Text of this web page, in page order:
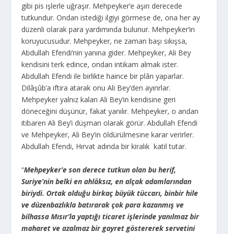
gibi pis işlerle uğraşır. Mehpeyker’e aşırı derecede
tutkundur. Ondan istediği ilgiyi görmese de, ona her ay
düzenli olarak para yardımında bulunur. Mehpeyker’in
koruyucusudur. Mehpeyker, ne zaman başı sıkışsa,
Abdullah Efendi’nin yanına gider. Mehpeyker, Ali Bey
kendisini terk edince, ondan intikam almak ister.
Abdullah Efendi ile birlikte haince bir plân yaparlar.
Dilâşûb’a iftira atarak onu Ali Bey’den ayırırlar.
Mehpeyker yalnız kalan Ali Bey’in kendisine geri
döneceğini düşünür, fakat yanılır. Mehpeyker, o andan
itibaren Ali Bey’i düşman olarak görür. Abdullah Efendi
ve Mehpeyker, Ali Bey’in öldürülmesine karar verirler.
Abdullah Efendi, Hırvat adında bir kiralık katil tutar.
“Mehpeyker’e son derece tutkun olan bu herif,
Suriye’nin belki en ahlâksız, en alçak adamlarından
biriydi. Ortak olduğu birkaç büyük tüccarı, binbir hile
ve düzenbazlıkla batırarak çok para kazanmış ve
bilhassa Mısır’la yaptığı ticaret işlerinde yanılmaz bir
maharet ve azalmaz bir gayret göstererek servetini